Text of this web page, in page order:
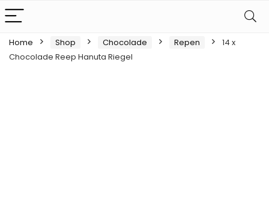
Home Shop Chocolade Repen
14 x
Chocolade Reep Hanuta Riegel